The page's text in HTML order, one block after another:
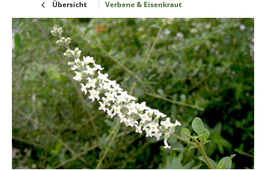
Übersicht Verbene & Eisenkraut